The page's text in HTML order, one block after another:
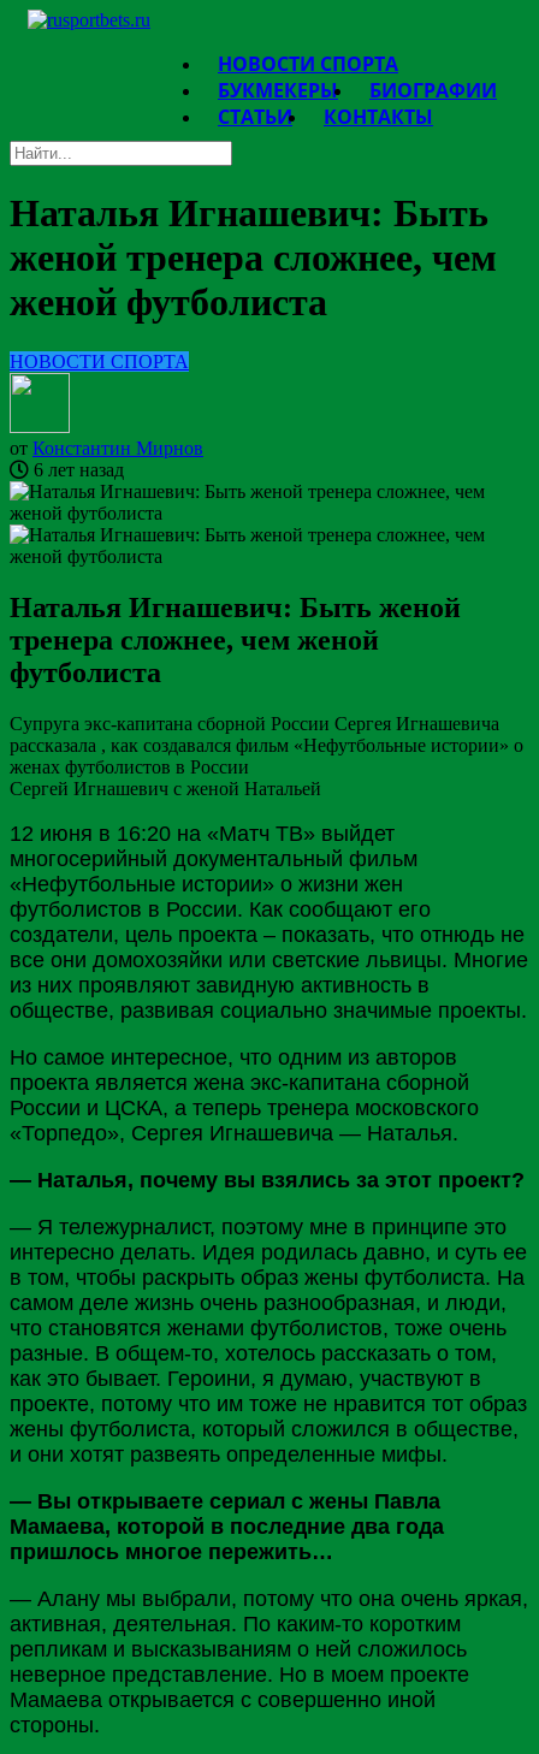
НОВОСТИ СПОРТА
БУКМЕКЕРЫ
БИОГРАФИИ
СТАТЬИ
КОНТАКТЫ
Наталья Игнашевич: Быть
женой тренера сложнее, чем
женой футболиста
НОВОСТИ СПОРТА
от Константин Мирнов
6 лет назад
Наталья Игнашевич: Быть женой
тренера сложнее, чем женой
футболиста
Супруга экс-капитана сборной России Сергея Игнашевича
рассказала , как создавался фильм «Нефутбольные истории» о
женах футболистов в России
Сергей Игнашевич с женой Натальей
12 июня в 16:20 на «Матч ТВ» выйдет
многосерийный документальный фильм
«Нефутбольные истории» о жизни жен
футболистов в России. Как сообщают его
создатели, цель проекта – показать, что отнюдь не
все они домохозяйки или светские львицы. Многие
из них проявляют завидную активность в
обществе, развивая социально значимые проекты.
Но самое интересное, что одним из авторов
проекта является жена экс-капитана сборной
России и ЦСКА, а теперь тренера московского
«Торпедо», Сергея Игнашевича — Наталья.
— Наталья, почему вы взялись за этот проект?
— Я тележурналист, поэтому мне в принципе это
интересно делать. Идея родилась давно, и суть ее
в том, чтобы раскрыть образ жены футболиста. На
самом деле жизнь очень разнообразная, и люди,
что становятся женами футболистов, тоже очень
разные. В общем-то, хотелось рассказать о том,
как это бывает. Героини, я думаю, участвуют в
проекте, потому что им тоже не нравится тот образ
жены футболиста, который сложился в обществе,
и они хотят развеять определенные мифы.
— Вы открываете сериал с жены Павла
Мамаева, которой в последние два года
пришлось многое пережить…
— Алану мы выбрали, потому что она очень яркая,
активная, деятельная. По каким-то коротким
репликам и высказываниям о ней сложилось
неверное представление. Но в моем проекте
Мамаева открывается с совершенно иной
стороны.